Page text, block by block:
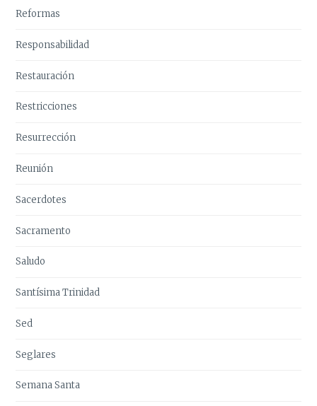
Reformas
Responsabilidad
Restauración
Restricciones
Resurrección
Reunión
Sacerdotes
Sacramento
Saludo
Santísima Trinidad
Sed
Seglares
Semana Santa